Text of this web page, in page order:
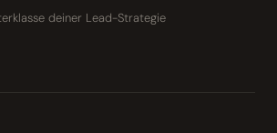
deiner Lead-Strategie